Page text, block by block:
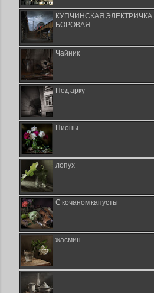
КУПЧИНСКАЯ ЭЛЕКТРИЧКА.
БОРОВАЯ
Чайник
Под арку
Пионы
лопух
С кочаном капусты
жасмин